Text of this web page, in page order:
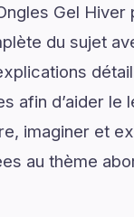
Gel Hiver
du sujet
afin d’aider le
imaginer et
au thème